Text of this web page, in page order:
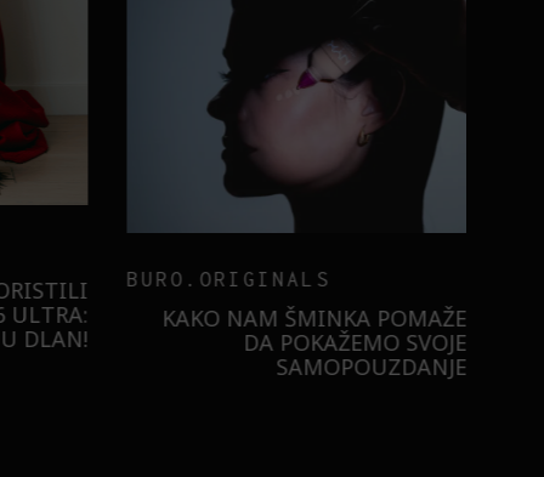
ULTRA:
DLAN!
BURO.ORIGINALS
KAKO NAM ŠMINKA POMAŽE
DA POKAŽEMO SVOJE
SAMOPOUZDANJE